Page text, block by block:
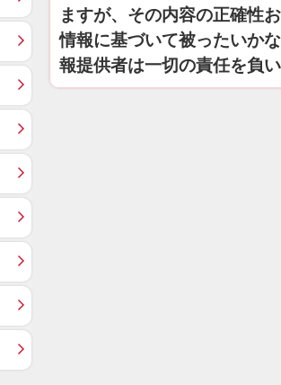
ますが、その内容の正確性
情報に基づいて被ったいか
報提供者は一切の責任を負い